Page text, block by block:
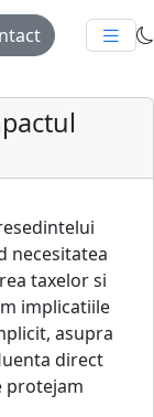
necesitatea
taxelor si
implicatiile
asupra
direct
protejam